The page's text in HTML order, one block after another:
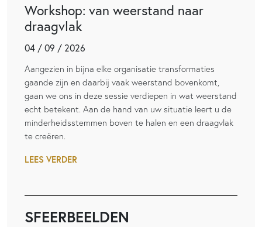
Workshop: van weerstand naar
draagvlak
04 / 09 / 2026
Aangezien in bijna elke organisatie transformaties
gaande zijn en daarbij vaak weerstand bovenkomt,
gaan we ons in deze sessie verdiepen in wat weerstand
echt betekent. Aan de hand van uw situatie leert u de
minderheidsstemmen boven te halen en een draagvlak
te creëren.
LEES VERDER
SFEERBEELDEN